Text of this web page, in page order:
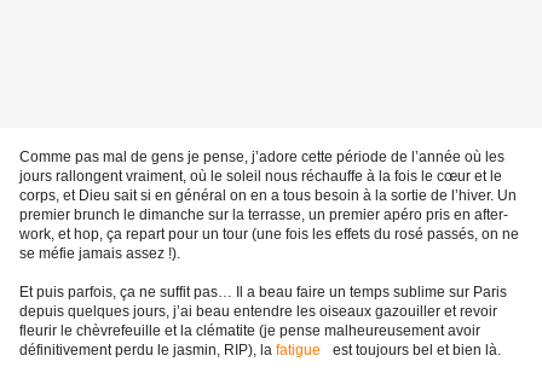
Comme pas mal de gens je pense, j’adore cette période de l’année où les
jours rallongent vraiment, où le soleil nous réchauffe à la fois le cœur et le
corps, et Dieu sait si en général on en a tous besoin à la sortie de l’hiver. Un
premier brunch le dimanche sur la terrasse, un premier apéro pris en after-
work, et hop, ça repart pour un tour (une fois les effets du rosé passés, on ne
se méfie jamais assez !).
Et puis parfois, ça ne suffit pas… Il a beau faire un temps sublime sur Paris
depuis quelques jours, j’ai beau entendre les oiseaux gazouiller et revoir
fleurir le chèvrefeuille et la clématite (je pense malheureusement avoir
définitivement perdu le jasmin, RIP), la fatigue est toujours bel et bien là.